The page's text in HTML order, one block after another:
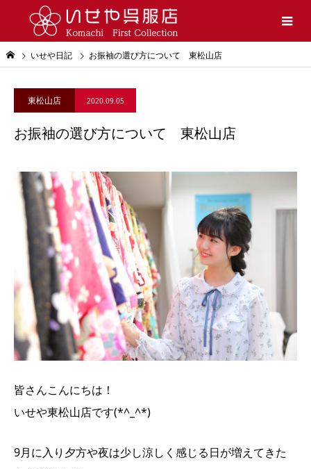
いせや日記 お振袖の選び方について 東松山店
東松山店 2020.09.05
お振袖の選び方について 東松山店
皆さんこんにちは！
いせや東松山店です(*^_^*)
9月に入り 夕方や夜は少し涼しく感じる日が増えてきた